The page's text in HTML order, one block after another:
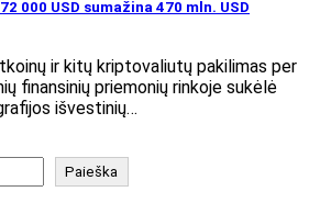
000 USD sumažina 470 mln. USD
ir kitų kriptovaliutų pakilimas per
finansinių priemonių rinkoje sukėlė
išvestinių…
Paieška